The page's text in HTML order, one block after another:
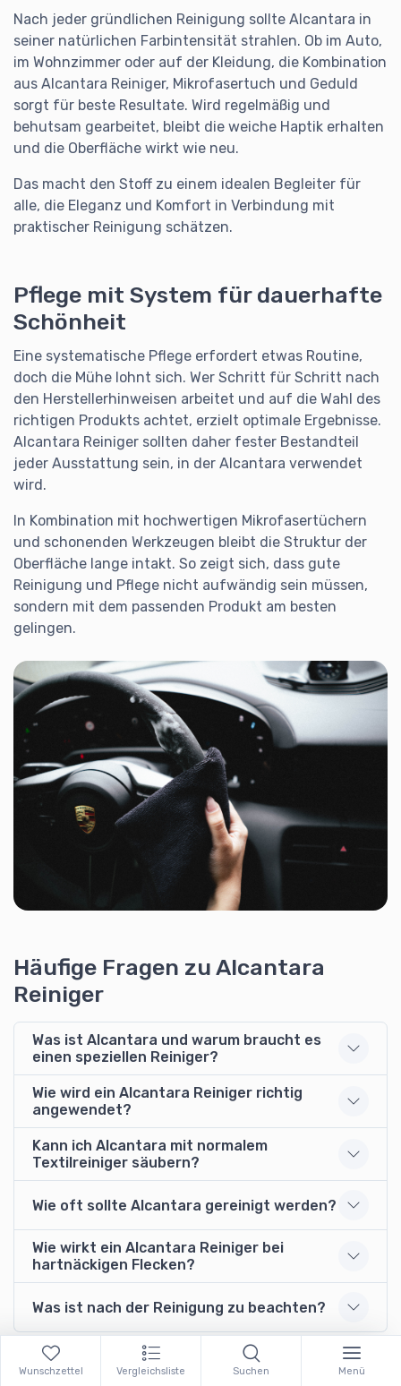
Nach jeder gründlichen Reinigung sollte Alcantara in
seiner natürlichen Farbintensität strahlen. Ob im Auto,
im Wohnzimmer oder auf der Kleidung, die Kombination
aus Alcantara Reiniger, Mikrofasertuch und Geduld
sorgt für beste Resultate. Wird regelmäßig und
behutsam gearbeitet, bleibt die weiche Haptik erhalten
und die Oberfläche wirkt wie neu.
Das macht den Stoff zu einem idealen Begleiter für
alle, die Eleganz und Komfort in Verbindung mit
praktischer Reinigung schätzen.
Pflege mit System für dauerhafte
Schönheit
Eine systematische Pflege erfordert etwas Routine,
doch die Mühe lohnt sich. Wer Schritt für Schritt nach
den Herstellerhinweisen arbeitet und auf die Wahl des
richtigen Produkts achtet, erzielt optimale Ergebnisse.
Alcantara Reiniger sollten daher fester Bestandteil
jeder Ausstattung sein, in der Alcantara verwendet
wird.
In Kombination mit hochwertigen Mikrofasertüchern
und schonenden Werkzeugen bleibt die Struktur der
Oberfläche lange intakt. So zeigt sich, dass gute
Reinigung und Pflege nicht aufwändig sein müssen,
sondern mit dem passenden Produkt am besten
gelingen.
Häufige Fragen zu Alcantara
Reiniger
Was ist Alcantara und warum braucht es
einen speziellen Reiniger?
Wie wird ein Alcantara Reiniger richtig
angewendet?
Kann ich Alcantara mit normalem
Textilreiniger säubern?
Wie oft sollte Alcantara gereinigt werden?
Wie wirkt ein Alcantara Reiniger bei
hartnäckigen Flecken?
Was ist nach der Reinigung zu beachten?
Wunschzettel Vergleichsliste Suchen Menü